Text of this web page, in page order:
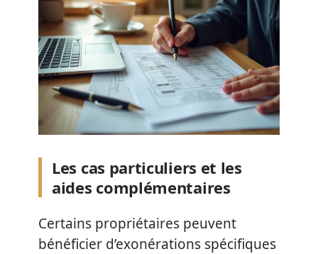
Les cas particuliers et les
aides complémentaires
Certains propriétaires peuvent
bénéficier d’exonérations spécifiques